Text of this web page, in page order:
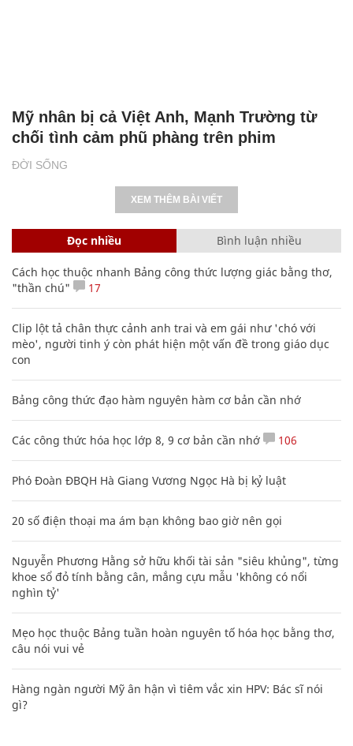
ĐỜI SỐNG
Mỹ nhân bị cả Việt Anh, Mạnh Trường từ
chối tình cảm phũ phàng trên phim
XEM THÊM BÀI VIẾT
Đọc nhiều Bình luận nhiều
Cách học thuộc nhanh Bảng công thức lượng giác bằng thơ,
"thần chú"
17
Clip lột tả chân thực cảnh anh trai và em gái như 'chó với
mèo', người tinh ý còn phát hiện một vấn đề trong giáo dục
con
Bảng công thức đạo hàm nguyên hàm cơ bản cần nhớ
Các công thức hóa học lớp 8, 9 cơ bản cần nhớ 106
Phó Đoàn ĐBQH Hà Giang Vương Ngọc Hà bị kỷ luật
20 số điện thoại ma ám bạn không bao giờ nên gọi
Nguyễn Phương Hằng sở hữu khối tài sản "siêu khủng", từng
khoe sổ đỏ tính bằng cân, mắng cựu mẫu 'không có nổi
nghìn tỷ'
Mẹo học thuộc Bảng tuần hoàn nguyên tố hóa học bằng thơ,
câu nói vui vẻ
Hàng ngàn người Mỹ ân hận vì tiêm vắc xin HPV: Bác sĩ nói
gì?